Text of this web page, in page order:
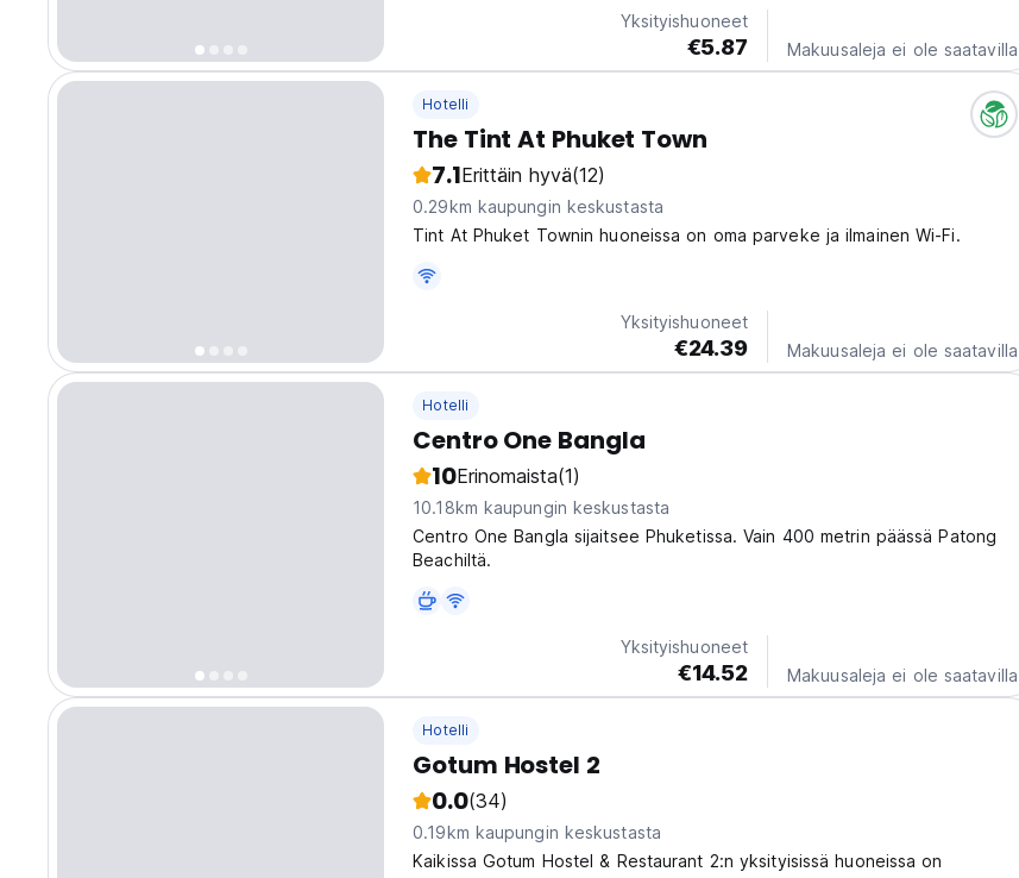
Yksityishuoneet
€5.87 Makuusaleja ei ole saatavilla
Hotelli
The Tint At Phuket Town
7.1Erittäin hyvä(12)
0.29km kaupungin keskustasta
Tint At Phuket Townin huoneissa on oma parveke ja ilmainen Wi-Fi.
Yksityishuoneet
€24.39 Makuusaleja ei ole saatavilla
Hotelli
Centro One Bangla
10Erinomaista(1)
10.18km kaupungin keskustasta
Centro One Bangla sijaitsee Phuketissa. Vain 400 metrin päässä Patong
Beachiltä.
Yksityishuoneet
€14.52 Makuusaleja ei ole saatavilla
Hotelli
Gotum Hostel 2
0.0(34)
0.19km kaupungin keskustasta
Kaikissa Gotum Hostel & Restaurant 2:n yksityisissä huoneissa on